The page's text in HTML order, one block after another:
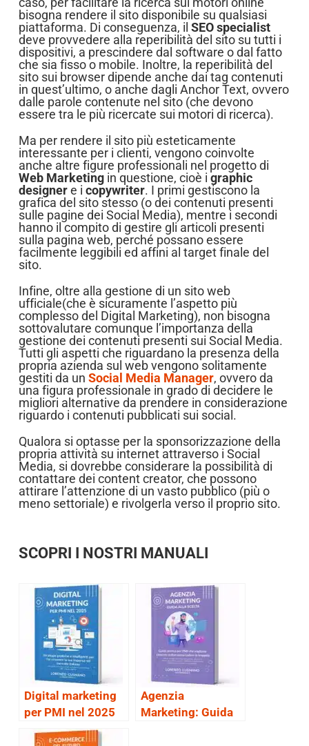
bisogna rendere il sito disponibile su qualsiasi
piattaforma. Di conseguenza, il SEO specialist
deve provvedere alla reperibilità del sito su tutti i
dispositivi, a prescindere dal software o dal fatto
che sia fisso o mobile. Inoltre, la reperibilità del
sito sui browser dipende anche dai tag contenuti
in quest’ultimo, o anche dagli Anchor Text, ovvero
dalle parole contenute nel sito (che devono
essere tra le più ricercate sui motori di ricerca).
Ma per rendere il sito più esteticamente
interessante per i clienti, vengono coinvolte
anche altre figure professionali nel progetto di
Web Marketing in questione, cioè i graphic
designere i copywriter. I primi gestiscono la
grafica del sito stesso (o dei contenuti presenti
sulle pagine dei Social Media), mentre i secondi
hanno il compito di gestire gli articoli presenti
sulla pagina web, perché possano essere
facilmente leggibili ed affini al target finale del
sito.
Infine, oltre alla gestione di un sito web
ufficiale(che è sicuramente l’aspetto più
complesso del Digital Marketing), non bisogna
sottovalutare comunque l’importanza della
gestione dei contenuti presenti sui Social Media.
Tutti gli aspetti che riguardano la presenza della
propria azienda sul web vengono solitamente
gestiti da un Social Media Manager, ovvero da
una figura professionale in grado di decidere le
migliori alternative da prendere in considerazione
riguardo i contenuti pubblicati sui social.
Qualora si optasse per la sponsorizzazione della
propria attività su internet attraverso i Social
Media, si dovrebbe considerare la possibilità di
contattare dei content creator, che possono
attirare l’attenzione di un vasto pubblico (più o
meno settoriale) e rivolgerla verso il proprio sito.
SCOPRI I NOSTRI MANUALI
Digital marketing
per PMI nel 2025
Agenzia
Marketing: Guida